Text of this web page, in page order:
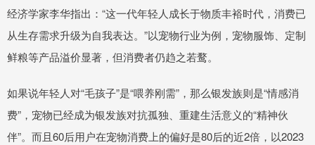
经济学家李华指出：“这一代年轻人成长于物质丰裕时代，消费已
从生存需求升级为自我表达。”以宠物行业为例，宠物服饰、定制
鲜粮等产品溢价显著，但消费者仍趋之若鹜。
如果说年轻人对“毛孩子”是“喂养刚需”，那么银发族则是“情感消
费”，宠物已经成为银发族对抗孤独、重建生活意义的“精神伙
伴”。而且60后用户在宠物消费上的偏好是80后的近2倍，以2023